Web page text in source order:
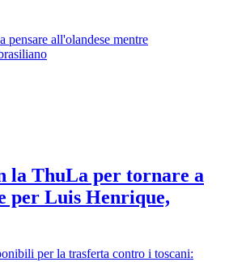
pensare all'olandese mentre
la ThuLa per tornare a
per Luis Henrique,
per la trasferta contro i toscani: